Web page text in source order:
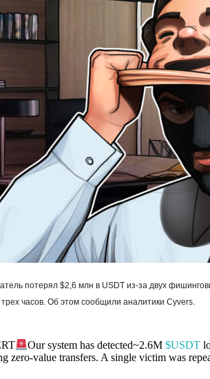
потерял $2,6 млн в USDT из-за двух
часов. Об этом сообщили аналитики Cyvers.
Our system has detected~2.6M $USDT
zero-value transfers. A single victim was